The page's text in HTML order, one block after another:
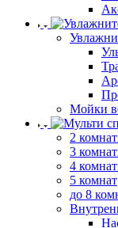
Мойки
2
3
4
5 комнат
до 8